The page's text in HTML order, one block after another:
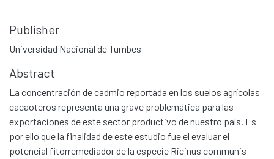
Publisher
Universidad Nacional de Tumbes
Abstract
La concentración de cadmio reportada en los suelos agrícolas
cacaoteros representa una grave problemática para las
exportaciones de este sector productivo de nuestro país. Es
por ello que la finalidad de este estudio fue el evaluar el
potencial fitorremediador de la especie Ricinus communis